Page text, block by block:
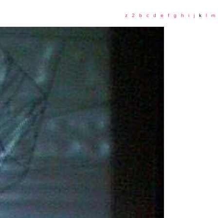
z 2 b c d e f g h i j k l m